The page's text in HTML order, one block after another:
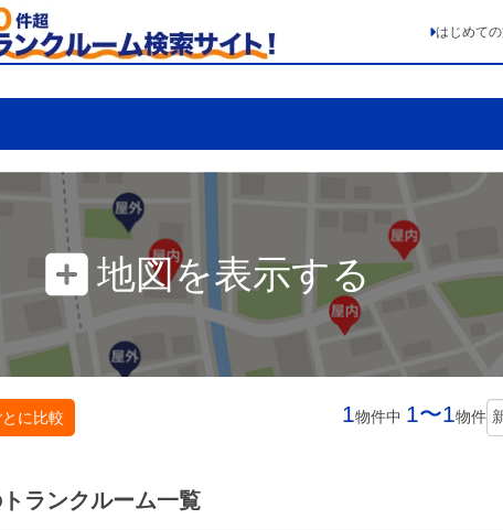
はじめて
地図を表示する
に比較 1物件中 1〜1物件
ランクルーム一覧